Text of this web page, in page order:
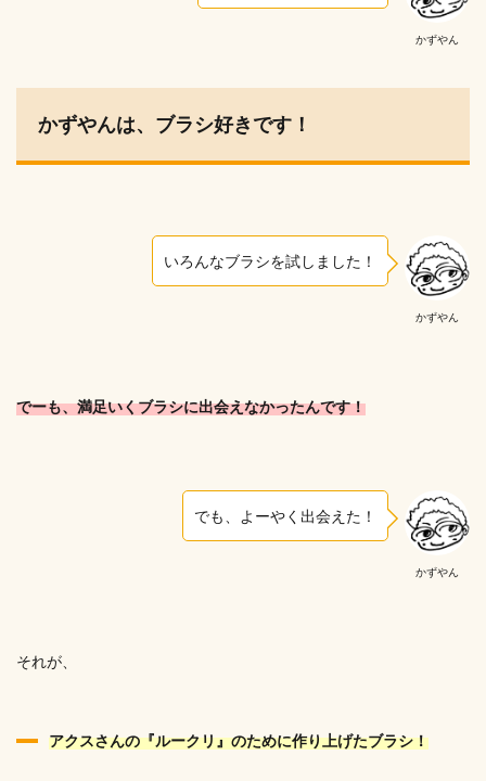
かずやん
かずやんは、ブラシ好きです！
かずやん
いろんなブラシを試しました！
でーも、満足いくブラシに出会えなかったんです！
かずやん
でも、よーやく出会えた！
それが、
アクスさんの『ルークリ』のために作り上げたブラシ！